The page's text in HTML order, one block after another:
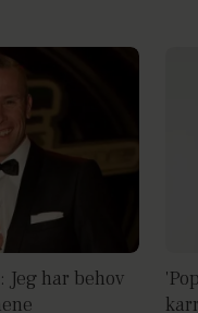
Jeg har behov